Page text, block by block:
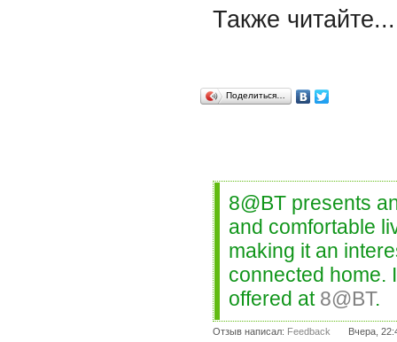
Также читайте...
Поделиться…
8@BT presents
and comfortable
making it an
connected home.
offered at 8@BT.
Отзыв написал: Feedback Вчера,